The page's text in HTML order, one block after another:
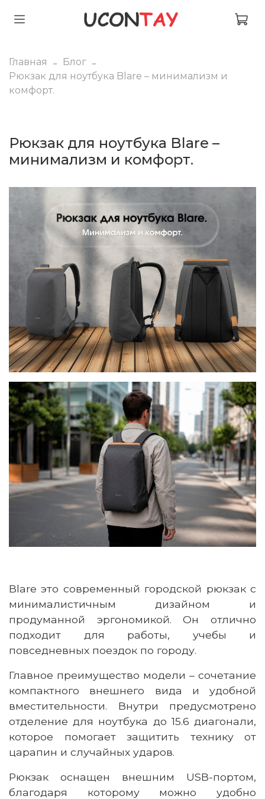
Главная
Блог
Рюкзак для ноутбука Blare – минимализм и
комфорт.
Рюкзак для ноутбука Blare –
минимализм и комфорт.
Blare это современный городской рюкзак с
минималистичным дизайном и
продуманной эргономикой. Он отлично
подходит для работы, учебы и
повседневных поездок по городу.
Главное преимущество модели – сочетание
компактного внешнего вида и удобной
вместительности. Внутри предусмотрено
отделение для ноутбука до 15.6 диагонали,
которое помогает защитить технику от
царапин и случайных ударов.
Рюкзак оснащен внешним USB-портом,
благодаря которому можно удобно